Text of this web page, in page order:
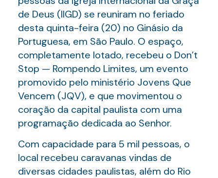
de Deus (IIGD) se reuniram no feriado
desta quinta-feira (20) no Ginásio da
Portuguesa, em São Paulo. O espaço,
completamente lotado, recebeu o Don’t
Stop — Rompendo Limites, um evento
promovido pelo ministério Jovens Que
Vencem (JQV), e que movimentou o
coração da capital paulista com uma
programação dedicada ao Senhor.
Com capacidade para 5 mil pessoas, o
local recebeu caravanas vindas de
diversas cidades paulistas, além do Rio